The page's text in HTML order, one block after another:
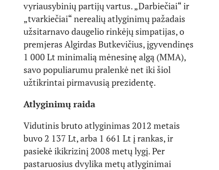
vyriausybinių partijų vartus. „Darbiečiai“ ir
„tvarkiečiai“ nerealių atlyginimų pažadais
užsitarnavo daugelio rinkėjų simpatijas, o
premjeras Algirdas Butkevičius, įgyvendinęs
1 000 Lt minimalią mėnesinę algą (MMA),
savo populiarumu pralenkė net iki šiol
užtikrintai pirmavusią prezidentę.
Atlyginimų raida
Vidutinis bruto atlyginimas 2012 metais
buvo 2 137 Lt, arba 1 661 Lt į rankas, ir
pasiekė ikikrizinį 2008 metų lygį. Per
pastaruosius dvylika metų atlyginimai